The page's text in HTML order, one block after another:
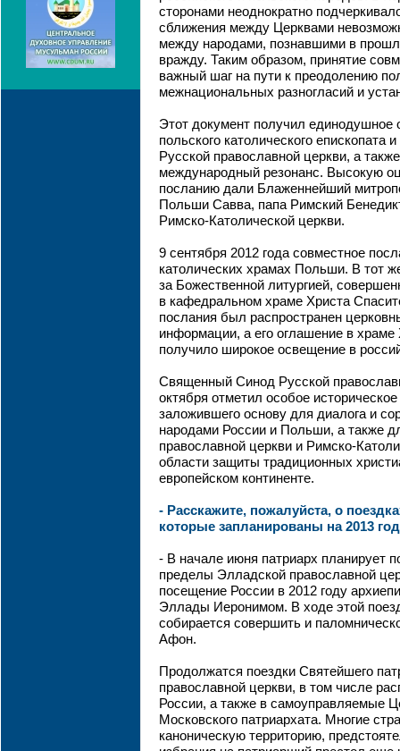
сторонами неоднократно
сближения между Церквами
между народами, познавшими в
вражду. Таким образом, принятие
важный шаг на пути к преодолению
межнациональных разногласий и
Этот документ получил единодушное
польского католического епископата
Русской православной церкви, а
международный резонанс. Высокую
посланию дали Блаженнейший
Польши Савва, папа Римский
Римско-Католической церкви.
9 сентября 2012 года совместное
католических храмах Польши. В тот
за Божественной литургией,
в кафедральном храме Христа
послания был распространен
информации, а его оглашение в храме
получило широкое освещение в
Священный Синод Русской
октября отметил особое
заложившего основу для диалога и
народами России и Польши, а также
православной церкви и Римско-
области защиты традиционных
европейском континенте.
- Расскажите, пожалуйста, о
которые запланированы на 2013
- В начале июня патриарх планирует
пределы Элладской православной
посещение России в 2012 году
Эллады Иеронимом. В ходе этой
собирается совершить и
Афон.
Продолжатся поездки Святейшего
православной церкви, в том числе
России, а также в самоуправляемые
Московского патриархата. Многие
каноническую территорию,